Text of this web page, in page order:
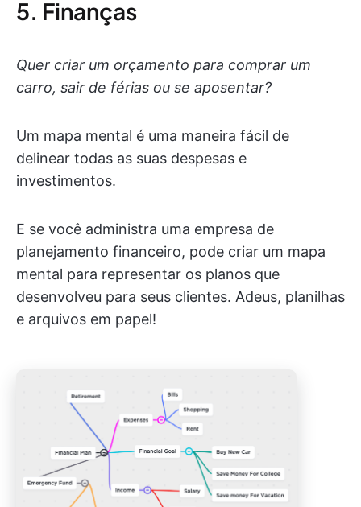
5. Finanças
Quer criar um orçamento para comprar um
carro, sair de férias ou se aposentar?
Um mapa mental é uma maneira fácil de
delinear todas as suas despesas e
investimentos.
E se você administra uma empresa de
planejamento financeiro, pode criar um mapa
mental para representar os planos que
desenvolveu para seus clientes. Adeus, planilhas
e arquivos em papel!